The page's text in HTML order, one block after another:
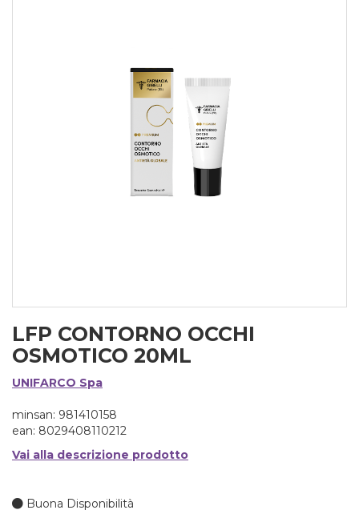
LFP CONTORNO OCCHI
OSMOTICO 20ML
UNIFARCO Spa
minsan: 981410158
ean: 8029408110212
Vai alla descrizione prodotto
Buona Disponibilità